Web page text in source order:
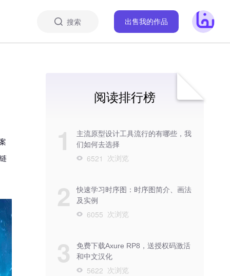
搜索 出售我的作品
阅读排行榜
1
主流原型设计工具流行的有哪些，我
们如何去选择
6521 次浏览
2
快速学习时序图：时序图简介、画法
及实例
6055 次浏览
3
免费下载Axure RP8，送授权码激活
和中文汉化
5622 次浏览